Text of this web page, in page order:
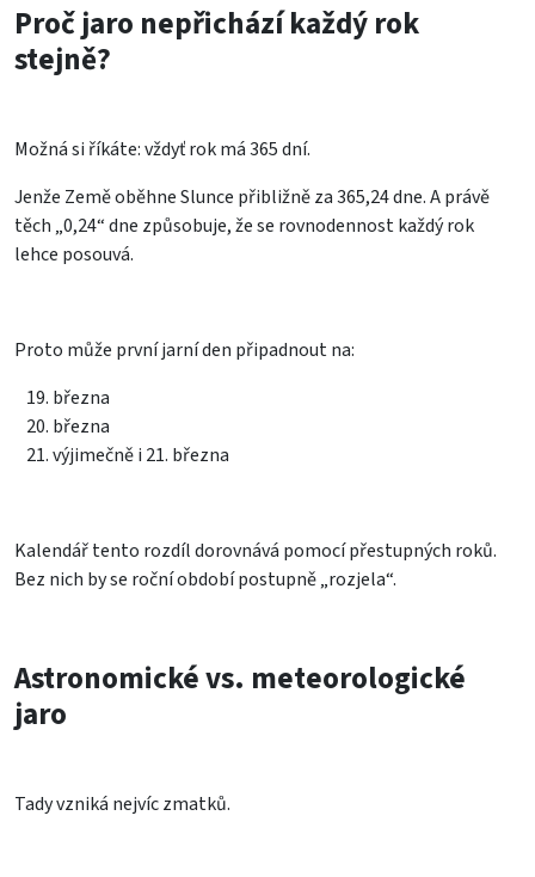
Proč jaro nepřichází každý rok
stejně?
Možná si říkáte: vždyť rok má 365 dní.
Jenže Země oběhne Slunce přibližně za 365,24 dne. A právě
těch „0,24“ dne způsobuje, že se rovnodennost každý rok
lehce posouvá.
Proto může první jarní den připadnout na:
března
března
výjimečně i 21. března
Kalendář tento rozdíl dorovnává pomocí přestupných roků.
Bez nich by se roční období postupně „rozjela“.
Astronomické vs. meteorologické
jaro
Tady vzniká nejvíc zmatků.